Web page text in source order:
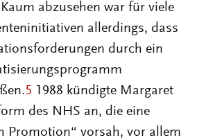
abzusehen war für viele
allerdings, dass
durch ein
5 1988 kündigte Margaret
des NHS an, die eine
Promotion“ vorsah, vor allem